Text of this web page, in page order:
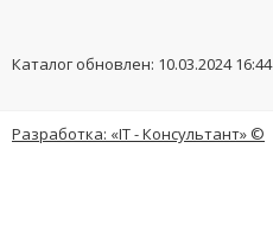
Каталог обновлен: 10.03.2024 16:44
Разработка: «IT - Консультант» ©